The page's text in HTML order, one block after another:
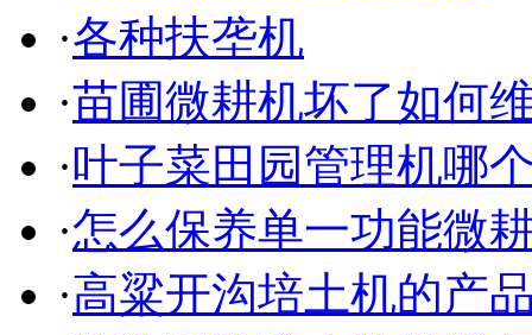
·各种扶垄机
·苗圃微耕机坏了如何
·叶子菜田园管理机哪
·怎么保养单一功能微
·高粱开沟培土机的产